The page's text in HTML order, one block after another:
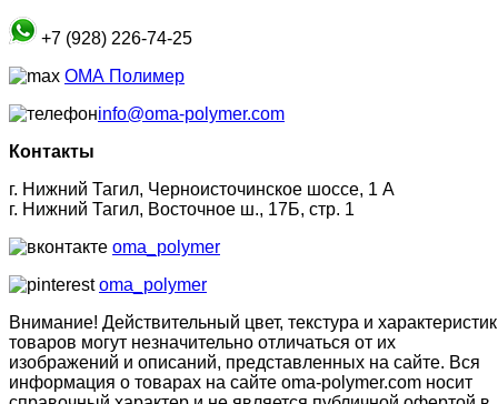
+7 (928) 226-74-25
ОМА Полимер
info@oma-polymer.com
Контакты
г. Нижний Тагил, Черноисточинское шоссе, 1 А
г. Нижний Тагил, Восточное ш., 17Б, стр. 1
oma_polymer
oma_polymer
Внимание! Действительный цвет, текстура и
товаров могут незначительно отличаться от их
изображений и описаний, представленных на сайте. Вся
информация о товарах на сайте oma-polymer.com носит